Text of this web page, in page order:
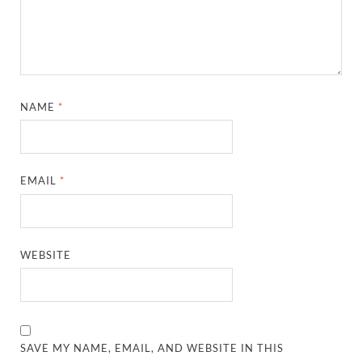
NAME *
EMAIL *
WEBSITE
SAVE MY NAME, EMAIL, AND WEBSITE IN THIS